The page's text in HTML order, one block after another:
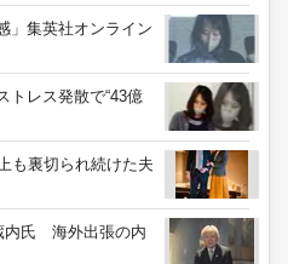
」集英社オンライン
トレス発散で“43億
も裏切られ続けた夫
内氏 海外出張の内